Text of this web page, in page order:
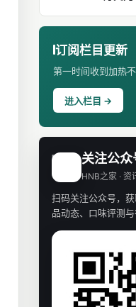
订阅栏目更新
第一时间收到加热
进入栏目 →
H 关注公众
HNB之家 · 资
扫码关注公众号，
品动态、口味评测与